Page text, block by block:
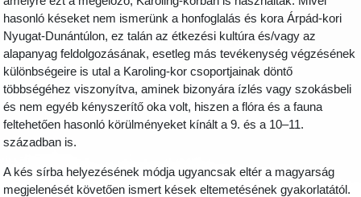
hasonló késeket nem ismerünk a honfoglalás és kora Árpád-kori
Nyugat-Dunántúlon, ez talán az étkezési kultúra és/vagy az
alapanyag feldolgozásának, esetleg más tevékenység végzésének
különbségeire is utal a Karoling-kor csoportjainak döntő
többségéhez viszonyítva, aminek bizonyára ízlés vagy szokásbeli
és nem egyéb kényszerítő oka volt, hiszen a flóra és a fauna
feltehetően hasonló körülményeket kínált a 9. és a 10–11.
században is.
A kés sírba helyezésének módja ugyancsak eltér a magyarság
megjelenését követően ismert kések eltemetésének gyakorlatától.